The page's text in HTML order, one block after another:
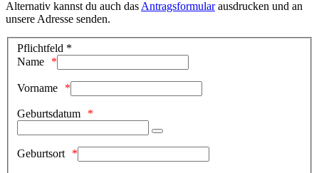
Alternativ kannst du auch das Antragsformularausdrucken und an
unsere Adresse senden.
Pflichtfeld *
Name
Vorname
Geburtsdatum
Geburtsort